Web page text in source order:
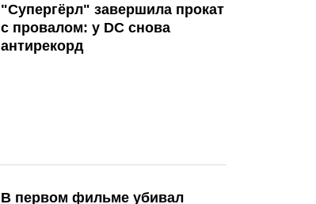
"Супергёрл" завершила прокат
с провалом: у DC снова
антирекорд
В первом фильме убивал